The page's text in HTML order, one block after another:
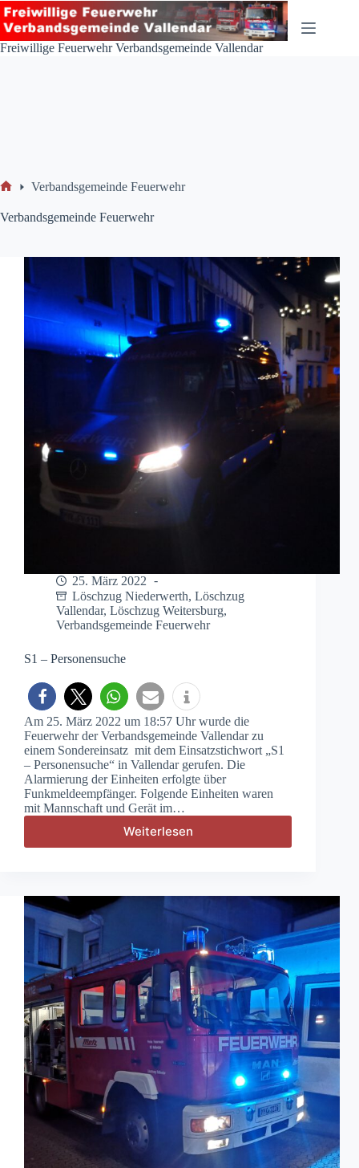
Zum
Inhalt
springen
Freiwillige Feuerwehr Verbandsgemeinde Vallendar
Verbandsgemeinde Feuerwehr
Verbandsgemeinde Feuerwehr
25. März 2022
Löschzug Niederwerth, Löschzug
Vallendar, Löschzug Weitersburg,
Verbandsgemeinde Feuerwehr
S1 – Personensuche
Am 25. März 2022 um 18:57 Uhr wurde die
Feuerwehr der Verbandsgemeinde Vallendar zu
einem Sondereinsatz mit dem Einsatzstichwort „S1
– Personensuche“ in Vallendar gerufen. Die
Alarmierung der Einheiten erfolgte über
Funkmeldeempfänger. Folgende Einheiten waren
mit Mannschaft und Gerät im…
Weiterlesen
S1